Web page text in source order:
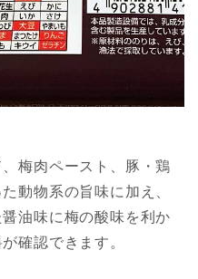
梅肉ペースト、豚・鶏
動物系の旨味に加え、
油味に梅の酸味を利か
確認できます。